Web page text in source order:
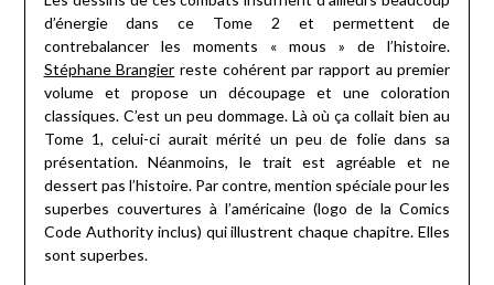
d’énergie dans ce Tome 2 et permettent de
contrebalancer les moments « mous » de l’histoire.
Stéphane Brangier reste cohérent par rapport au premier
volume et propose un découpage et une coloration
classiques. C’est un peu dommage. Là où ça collait bien au
Tome 1, celui-ci aurait mérité un peu de folie dans sa
présentation. Néanmoins, le trait est agréable et ne
dessert pas l’histoire. Par contre, mention spéciale pour les
superbes couvertures à l’américaine (logo de la Comics
Code Authority inclus) qui illustrent chaque chapitre. Elles
sont superbes.